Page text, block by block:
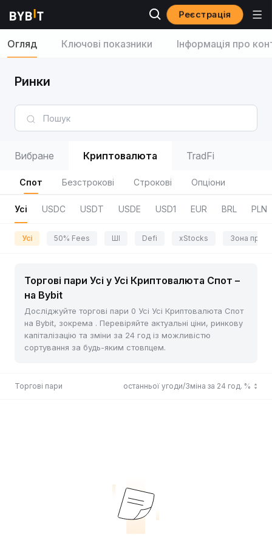
Реєстрація
Огляд Ключові показники Інформація про
Ринки
Вибране Криптовалюта TradFi
Спот Безстрокові Строкові Опціони
Усі USDC USDT USDE USD1 EUR BRL PLN
Усі 50% Fees ШІ Defi xStocks Зона
Торгові пари Усі у Усі Криптовалюта Спот –
на Bybit
Досліджуйте торгові пари 0 Усі Усі Криптовалюта Спот
на Bybit, зокрема . Перевіряйте актуальні ціни, ринкову
капіталізацію та зміни за 24 год із можливістю
сортування за будь-яким стовпцем.
Торгові пари Ціна останньої угоди/Зміна за 24 год. %